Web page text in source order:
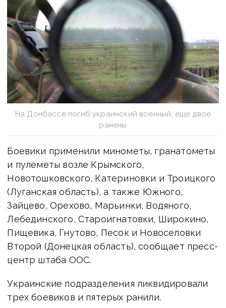
На Донбассе погиб украинский военный, еще двое
ранены
Боевики применили минометы, гранатометы
и пулеметы возле Крымского,
Новотошковского, Катериновки и Троицкого
(Луганская область), а также Южного,
Зайцево, Орехово, Марьинки, Водяного,
Лебединского, Староигнатовки, Широкино,
Пищевика, Гнутово, Песок и Новоселовки
Второй (Донецкая область), сообщает пресс-
центр штаба ООС.
Украинские подразделения ликвидировали
трех боевиков и пятерых ранили.